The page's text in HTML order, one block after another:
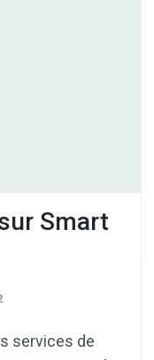
Smart
services de